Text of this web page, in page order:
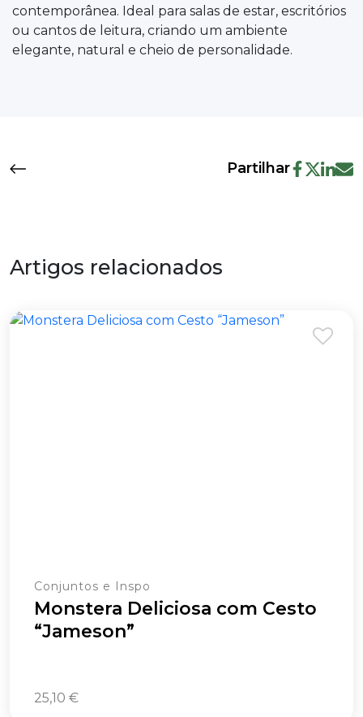
contemporânea. Ideal para salas de estar, escritórios
ou cantos de leitura, criando um ambiente
elegante, natural e cheio de personalidade.
Partilhar
Artigos relacionados
Conjuntos e Inspo
Monstera Deliciosa com Cesto
“Jameson”
25,10 €